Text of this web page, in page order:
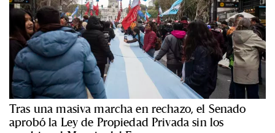
Tras una masiva marcha en rechazo, el Senado
aprobó la Ley de Propiedad Privada sin los